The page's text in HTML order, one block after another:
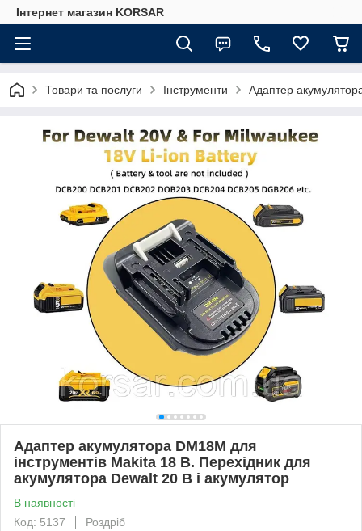
Iнтернет магазин KORSAR
Товари та послуги Інструменти Адаптер
Адаптер акумулятора DM18M для
інструментів Makita 18 В. Перехідник для
акумулятора Dewalt 20 В і акумулятор
В наявності
Код: 5137
Роздріб